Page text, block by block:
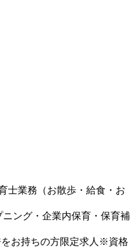
士業務（お散歩・給食・お
ニング・企業内保育・保育補
お持ちの方限定求人※資格